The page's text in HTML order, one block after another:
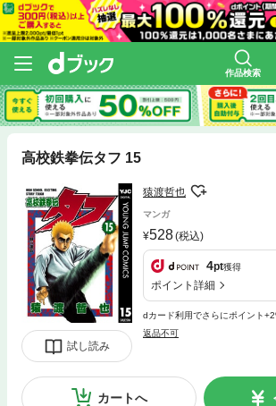
作品検索
高校鉄拳伝タフ 15
試し読み
猿渡哲也
マンガ
528(税込)
4pt獲得
ポイント詳細
dカード利用でさらにポイント
返品不可
カートへ